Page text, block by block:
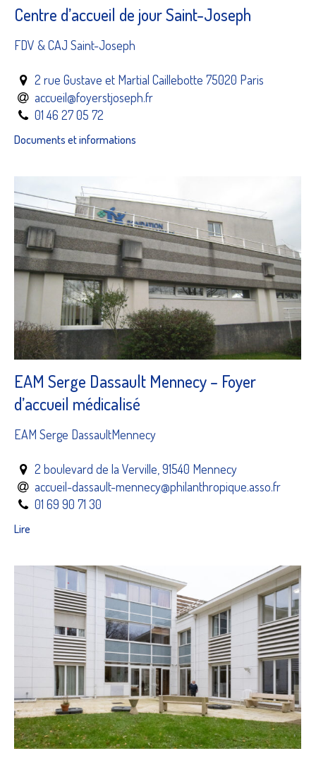
Centre d’accueil de jour Saint-Joseph
FDV & CAJ Saint-Joseph
2 rue Gustave et Martial Caillebotte 75020 Paris
accueil@foyerstjoseph.fr
01 46 27 05 72
Documents et informations
EAM Serge Dassault Mennecy – Foyer
d’accueil médicalisé
EAM Serge DassaultMennecy
2 boulevard de la Verville, 91540 Mennecy
accueil-dassault-mennecy@philanthropique.asso.fr
01 69 90 71 30
Lire